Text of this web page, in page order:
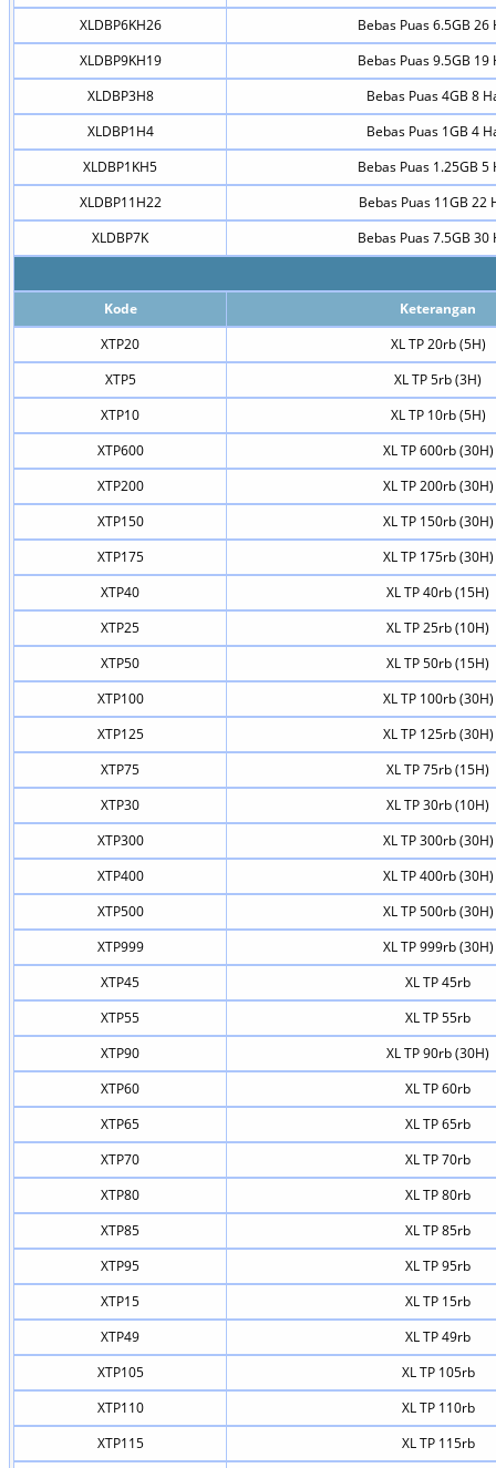
XLDBP6KH26
Bebas Puas 6.5GB 26
XLDBP9KH19
Bebas Puas 9.5GB 19
XLDBP3H8
Bebas Puas 4GB 8
XLDBP1H4
Bebas Puas 1GB 4
XLDBP1KH5
Bebas Puas 1.25GB 5
XLDBP11H22
Bebas Puas 11GB 22
XLDBP7K
Bebas Puas 7.5GB 30
Kode
Keterangan
XTP20
XL TP 20rb (5H)
XTP5
XL TP 5rb (3H)
XTP10
XL TP 10rb (5H)
XTP600
XL TP 600rb (30H)
XTP200
XL TP 200rb (30H)
XTP150
XL TP 150rb (30H)
XTP175
XL TP 175rb (30H)
XTP40
XL TP 40rb (15H)
XTP25
XL TP 25rb (10H)
XTP50
XL TP 50rb (15H)
XTP100
XL TP 100rb (30H)
XTP125
XL TP 125rb (30H)
XTP75
XL TP 75rb (15H)
XTP30
XL TP 30rb (10H)
XTP300
XL TP 300rb (30H)
XTP400
XL TP 400rb (30H)
XTP500
XL TP 500rb (30H)
XTP999
XL TP 999rb (30H)
XTP45
XL TP 45rb
XTP55
XL TP 55rb
XTP90
XL TP 90rb (30H)
XTP60
XL TP 60rb
XTP65
XL TP 65rb
XTP70
XL TP 70rb
XTP80
XL TP 80rb
XTP85
XL TP 85rb
XTP95
XL TP 95rb
XTP15
XL TP 15rb
XTP49
XL TP 49rb
XTP105
XL TP 105rb
XTP110
XL TP 110rb
XTP115
XL TP 115rb